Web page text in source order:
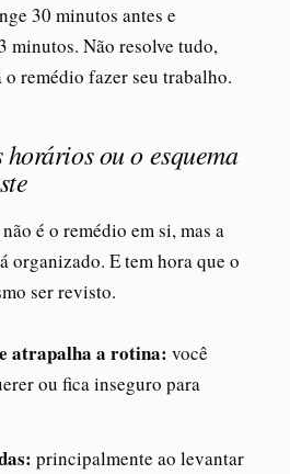
30 minutos antes e
minutos. Não resolve tudo,
remédio fazer seu trabalho.
ou o esquema
é o remédio em si, mas a
organizado. E tem hora que o
ser revisto.
atrapalha a rotina: você
ou fica inseguro para
principalmente ao levantar